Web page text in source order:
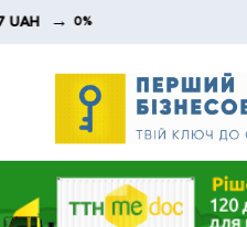
Skip
→ 0%